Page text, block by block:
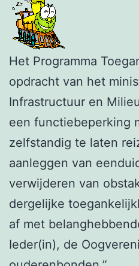
Het Programma
opdracht van het
Infrastructuur en
een functiebeperking
zelfstandig te laten
aanleggen van
verwijderen van
dergelijke
af met
Ieder(in), de